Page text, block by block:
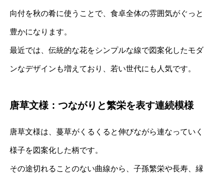
向付を秋の肴に使うことで、食卓全体の雰囲気がぐっと
豊かになります。
最近では、伝統的な花をシンプルな線で図案化したモダ
ンなデザインも増えており、若い世代にも人気です。
唐草文様：つながりと繁栄を表す連続模様
唐草文様は、蔓草がくるくると伸びながら連なっていく
様子を図案化した柄です。
その途切れることのない曲線から、子孫繁栄や長寿、縁